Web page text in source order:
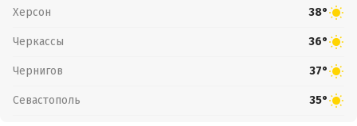
Херсон 38°
Черкассы 36°
Чернигов 37°
Севастополь 35°